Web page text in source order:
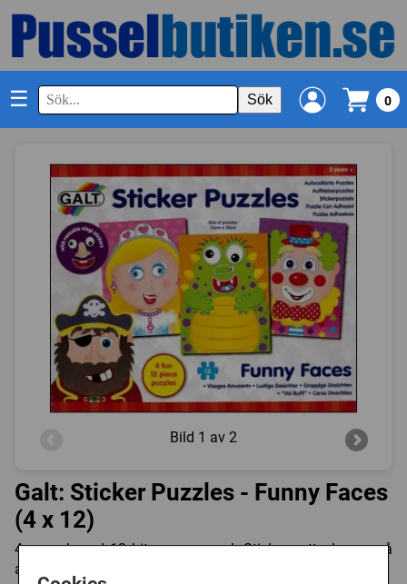
☰ Sök 0
Bild 1 av 2
Galt: Sticker Puzzles - Funny Faces
(4 x 12)
4 pussel med 12 bitar per pussel. Stickers att placera på
ansiktena finns med.